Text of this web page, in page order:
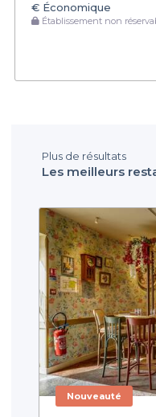
€ Économique
Établissement non
Plus de résultats
Les meilleurs
Nouveauté